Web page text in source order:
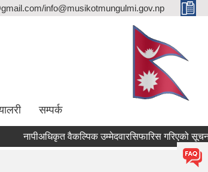
info@musikotmungulmi.gov.np
सम्पर्क
नापीअधिकृत वैकल्पिक उम्मेदवारसिफारिस गरिएको सूचना।